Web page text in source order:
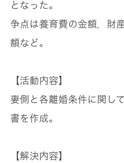
となった。
争点は養育費の金額，財
額など。
【活動内容】
妻側と各離婚条件に関し
書を作成。
【解決内容】